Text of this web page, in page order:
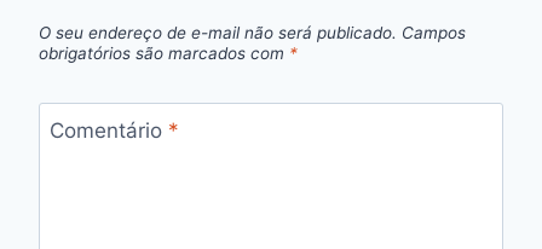
O seu endereço de e-mail não será publicado. Campos
obrigatórios são marcados com *
Comentário *